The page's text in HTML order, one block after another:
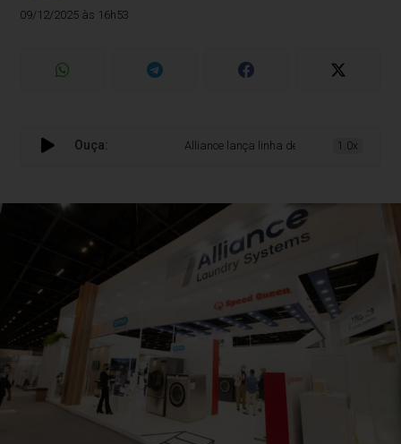
09/12/2025 às 16h53
Ouça: Alliance lança linha de lavadoras que
1.0x